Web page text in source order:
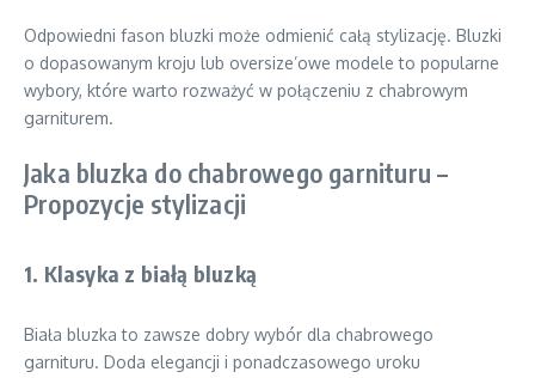
Odpowiedni fason bluzki może odmienić całą stylizację. Bluzki
o dopasowanym kroju lub oversize’owe modele to popularne
wybory, które warto rozważyć w połączeniu z chabrowym
garniturem.
Jaka bluzka do chabrowego garnituru –
Propozycje stylizacji
1. Klasyka z białą bluzką
Biała bluzka to zawsze dobry wybór dla chabrowego
garnituru. Doda elegancji i ponadczasowego uroku